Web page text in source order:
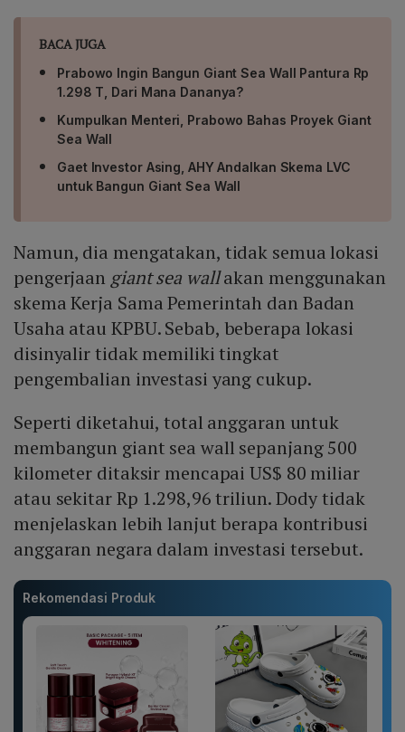
BACA JUGA
Prabowo Ingin Bangun Giant Sea Wall Pantura Rp
1.298 T, Dari Mana Dananya?
Kumpulkan Menteri, Prabowo Bahas Proyek Giant
Sea Wall
Gaet Investor Asing, AHY Andalkan Skema LVC
untuk Bangun Giant Sea Wall
Namun, dia mengatakan, tidak semua lokasi
pengerjaan giant sea wallakan menggunakan
skema Kerja Sama Pemerintah dan Badan
Usaha atau KPBU. Sebab, beberapa lokasi
disinyalir tidak memiliki tingkat
pengembalian investasi yang cukup.
Seperti diketahui, total anggaran untuk
membangun giant sea wall sepanjang 500
kilometer ditaksir mencapai US$ 80 miliar
atau sekitar Rp 1.298,96 triliun. Dody tidak
menjelaskan lebih lanjut berapa kontribusi
anggaran negara dalam investasi tersebut.
Rekomendasi Produk